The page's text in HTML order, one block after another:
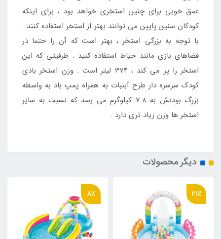
عمق خوبی برای چنین استخری خواهد بود ، برای اینکه
کودکان سنین پایین می توانند بهتر از استخر استفاده کنند .
با توجه به بزرگی استخر ، بهتر است که آن را حتما در
فضاهای بازی مانند حیاط استفاده کنید . ظرفیتی که این
استخر را پر می کند ، 374 لیتر است . وزن استخر بادی
کودک سرسره دار طرح آبنبات به همراه پمپ باد به واسطه
بزرگ بودنش به 7.8 کیلوگرم می رسد که نسبت به سایر
استخر ها وزن زیاد تری دارد .
دیگر محصولات
21٪ 8٪